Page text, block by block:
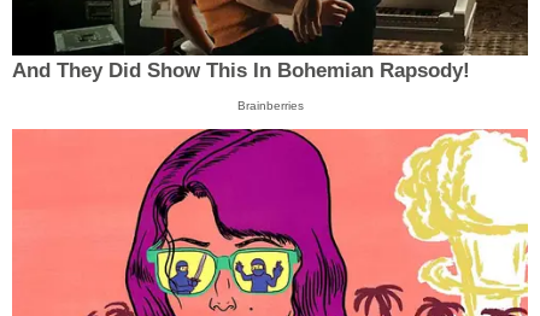
And They Did Show This In Bohemian Rapsody!
Brainberries